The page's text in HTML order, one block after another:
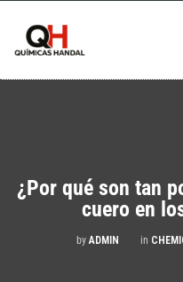
¿Por qué son tan
cuero en
by ADMIN in